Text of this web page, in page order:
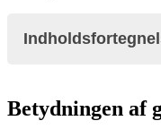
Betydningen af god
Hvordan den
Betydningen af